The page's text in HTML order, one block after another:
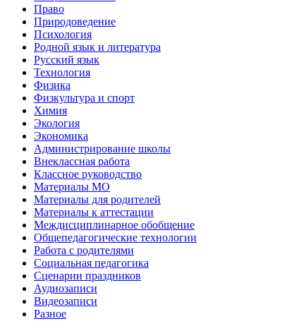
Право
Природоведение
Психология
Родной язык и литература
Русский язык
Технология
Физика
Физкультура и спорт
Химия
Экология
Экономика
Администрирование школы
Внеклассная работа
Классное руководство
Материалы МО
Материалы для родителей
Материалы к аттестации
Междисциплинарное обобщение
Общепедагогические технологии
Работа с родителями
Социальная педагогика
Сценарии праздников
Аудиозаписи
Видеозаписи
Разное